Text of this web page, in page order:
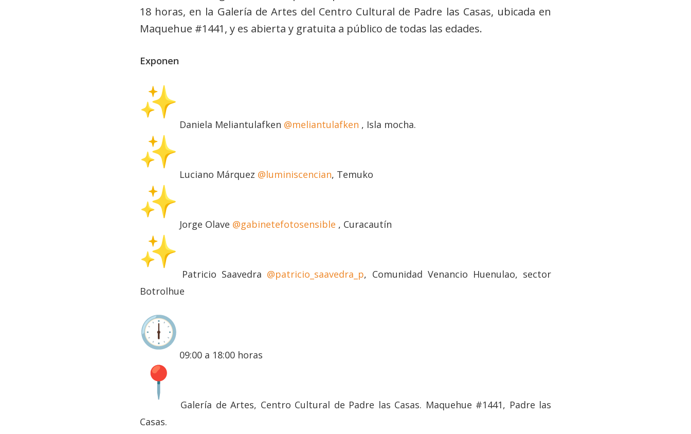
18 horas, en la Galería de Artes del Centro Cultural de Padre las Casas, ubicada en
Maquehue #1441, y es abierta y gratuita a público de todas las edades.
Exponen
Daniela Meliantulafken @meliantulafken , Isla mocha.
Luciano Márquez @luminiscencian, Temuko
Jorge Olave @gabinetefotosensible , Curacautín
Patricio Saavedra @patricio_saavedra_p, Comunidad Venancio Huenulao, sector
Botrolhue
09:00 a 18:00 horas
Galería de Artes, Centro Cultural de Padre las Casas. Maquehue #1441, Padre las
Casas.